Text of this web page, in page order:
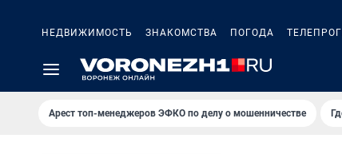
НЕДВИЖИМОСТЬ ЗНАКОМСТВА ПОГОДА
Арест топ-менеджеров ЭФКО по делу о мошенничестве